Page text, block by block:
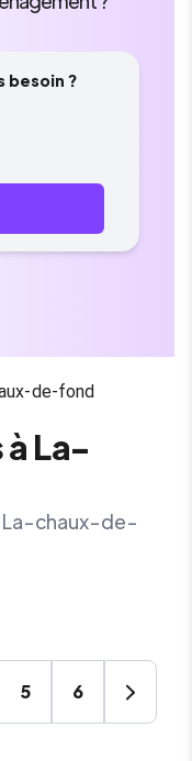
besoin ?
de-fond
à La-
La-chaux-de-
5 6